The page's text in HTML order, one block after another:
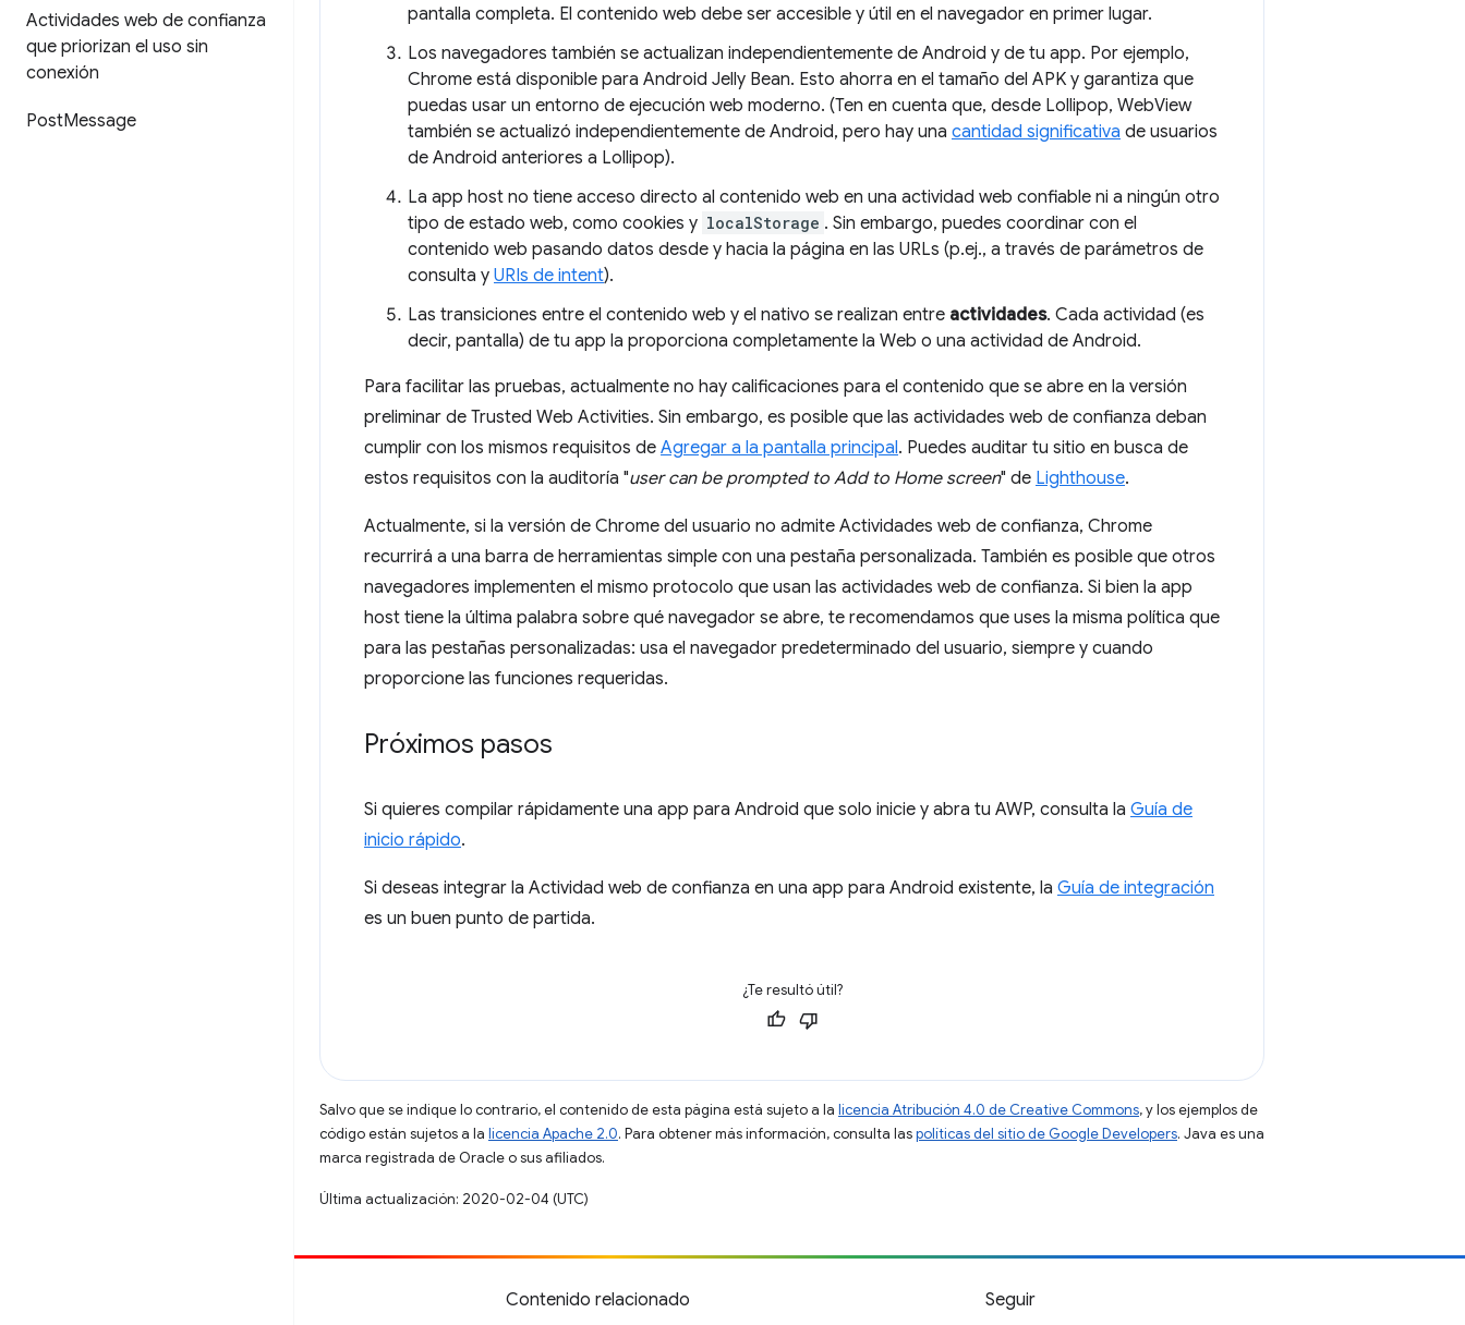
Actividades web de confianza
que priorizan el uso sin
conexión
PostMessage
pantalla completa. El contenido web debe ser accesible y útil en el navegador en primer lugar.
Los navegadores también se actualizan independientemente de Android y de tu app. Por ejemplo,
Chrome está disponible para Android Jelly Bean. Esto ahorra en el tamaño del APK y garantiza que
puedas usar un entorno de ejecución web moderno. (Ten en cuenta que, desde Lollipop, WebView
también se actualizó independientemente de Android, pero hay una cantidad significativa de usuarios
de Android anteriores a Lollipop).
La app host no tiene acceso directo al contenido web en una actividad web confiable ni a ningún otro
tipo de estado web, como cookies y localStorage . Sin embargo, puedes coordinar con el
contenido web pasando datos desde y hacia la página en las URLs (p.ej., a través de parámetros de
consulta y URIs de intent).
Las transiciones entre el contenido web y el nativo se realizan entre actividades. Cada actividad (es
decir, pantalla) de tu app la proporciona completamente la Web o una actividad de Android.
Para facilitar las pruebas, actualmente no hay calificaciones para el contenido que se abre en la versión
preliminar de Trusted Web Activities. Sin embargo, es posible que las actividades web de confianza deban
cumplir con los mismos requisitos de Agregar a la pantalla principal. Puedes auditar tu sitio en busca de
estos requisitos con la auditoría "user can be prompted to Add to Home screen" de Lighthouse.
Actualmente, si la versión de Chrome del usuario no admite Actividades web de confianza, Chrome
recurrirá a una barra de herramientas simple con una pestaña personalizada. También es posible que otros
navegadores implementen el mismo protocolo que usan las actividades web de confianza. Si bien la app
host tiene la última palabra sobre qué navegador se abre, te recomendamos que uses la misma política que
para las pestañas personalizadas: usa el navegador predeterminado del usuario, siempre y cuando
proporcione las funciones requeridas.
Próximos pasos
Si quieres compilar rápidamente una app para Android que solo inicie y abra tu AWP, consulta la Guía de
inicio rápido.
Si deseas integrar la Actividad web de confianza en una app para Android existente, la Guía de integración
es un buen punto de partida.
¿Te resultó útil?
Salvo que se indique lo contrario, el contenido de esta página está sujeto a la licencia Atribución 4.0 de Creative Commons, y los ejemplos de
código están sujetos a la licencia Apache 2.0. Para obtener más información, consulta laspolíticas del sitio de Google Developers. Java es una
marca registrada de Oracle o sus afiliados.
Última actualización: 2020-02-04 (UTC)
Contenido relacionado Seguir